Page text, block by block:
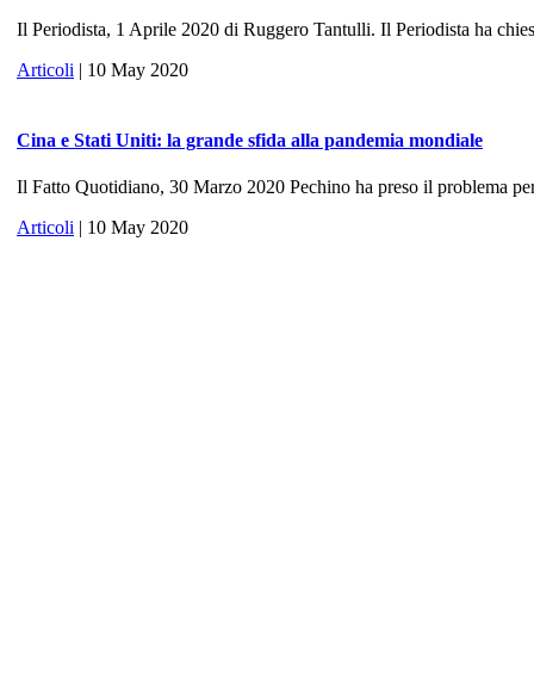
Il Periodista, 1 Aprile 2020 di Ruggero Tantulli. Il Periodista ha
Articoli | 10 May 2020
Cina e Stati Uniti: la grande sfida alla pandemia mondiale
Il Fatto Quotidiano, 30 Marzo 2020 Pechino ha preso il problema
Articoli | 10 May 2020